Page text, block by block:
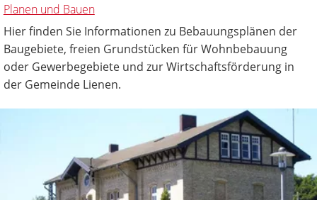
Planen und Bauen
Hier finden Sie Informationen zu Bebauungsplänen der
Baugebiete, freien Grundstücken für Wohnbebauung
oder Gewerbegebiete und zur Wirtschaftsförderung in
der Gemeinde Lienen.